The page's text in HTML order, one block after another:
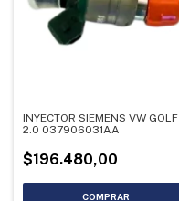
INYECTOR SIEMENS VW GOLF
2.0 037906031AA
$196.480,00